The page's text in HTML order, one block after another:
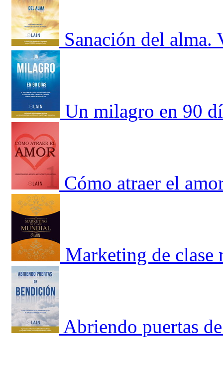
Sanación del alma.
Un milagro en 90
Cómo atraer el
Marketing de clase
Abriendo puertas